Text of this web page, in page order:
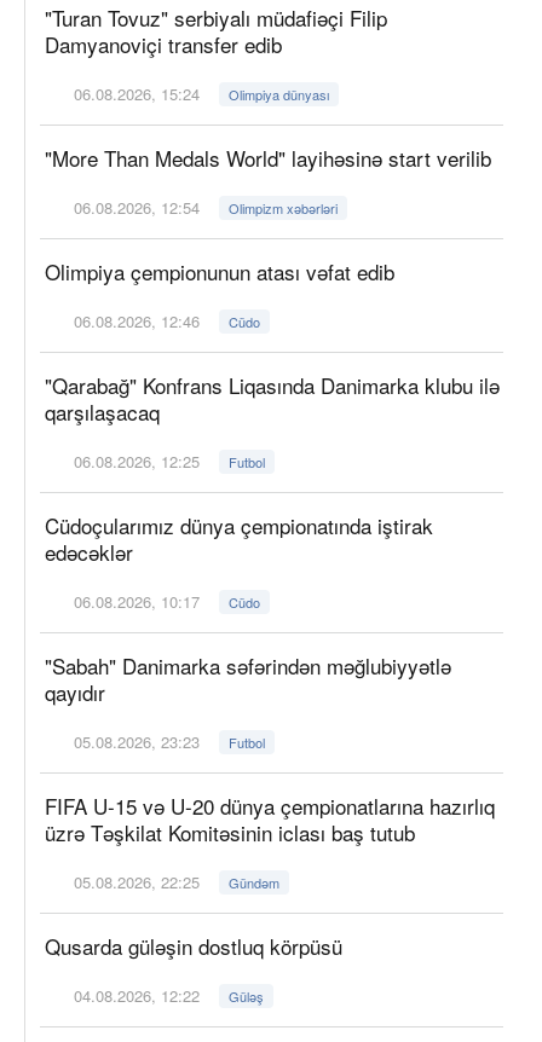
"Turan Tovuz" serbiyalı müdafiəçi Filip
Damyanoviçi transfer edib
06.08.2026, 15:24 Olimpiya dünyası
"More Than Medals World" layihəsinə start verilib
06.08.2026, 12:54 Olimpizm xəbərləri
Olimpiya çempionunun atası vəfat edib
06.08.2026, 12:46 Cüdo
"Qarabağ" Konfrans Liqasında Danimarka klubu ilə
qarşılaşacaq
06.08.2026, 12:25 Futbol
Cüdoçularımız dünya çempionatında iştirak
edəcəklər
06.08.2026, 10:17 Cüdo
"Sabah" Danimarka səfərindən məğlubiyyətlə
qayıdır
05.08.2026, 23:23 Futbol
FIFA U-15 və U-20 dünya çempionatlarına hazırlıq
üzrə Təşkilat Komitəsinin iclası baş tutub
05.08.2026, 22:25 Gündəm
Qusarda güləşin dostluq körpüsü
04.08.2026, 12:22 Güləş